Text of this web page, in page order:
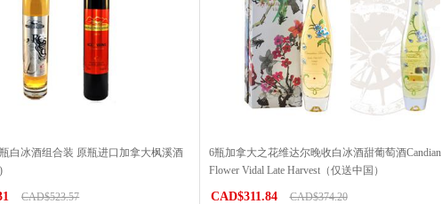
白冰酒组合装 原瓶进口加拿大枫溪酒
CAD$523.57
6瓶加拿大之花维达尔晚收白冰酒甜葡萄酒Candian
Flower Vidal Late Harvest（仅送中国）
CAD$311.84 CAD$374.20